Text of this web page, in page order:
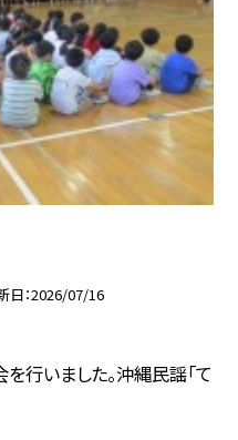
日 2026/07/16
を行いました。沖縄民謡「て